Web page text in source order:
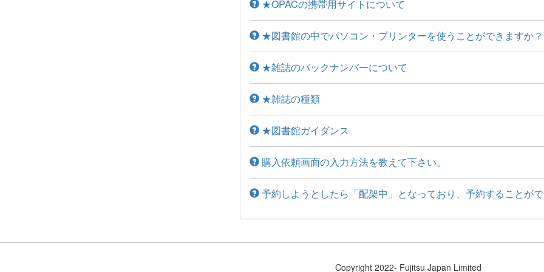
★OPACの携帯用サイトについて
★図書館の中でパソコン・プリンターを使うことができますか？
★雑誌のバックナンバーについて
★雑誌の種類
★図書館ガイダンス
購入依頼画面の入力方法を教えて下さい。
予約しようとしたら「配架中」となっており、予約することが
Copyright 2022- Fujitsu Japan Limited